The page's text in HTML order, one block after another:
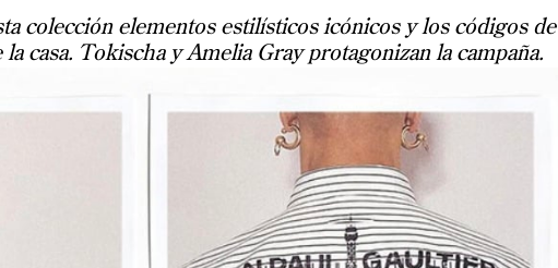
colección elementos estilísticos icónicos y los códigos de
casa. Tokischa y Amelia Gray protagonizan la campaña.